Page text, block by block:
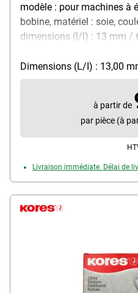
modèle : pour machines à
bobine, matériel : soie,
dimensions (l/l) : 13 mm /
Dimensions (L/I) : 13,00
à partir de
par pièce (à
Livraison immédiate. Délai de